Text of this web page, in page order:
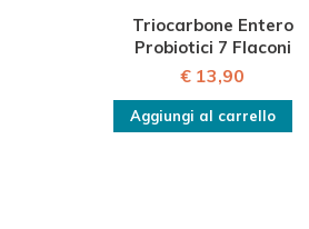
Triocarbone Entero
Probiotici 7 Flaconi
€ 13,90
Aggiungi al carrello